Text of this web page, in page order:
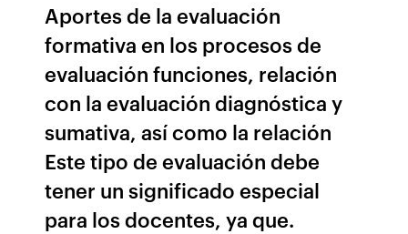
Aportes de la evaluación
formativa en los procesos de
evaluación funciones, relación
con la evaluación diagnóstica y
sumativa, así como la relación
Este tipo de evaluación debe
tener un significado especial
para los docentes, ya que.